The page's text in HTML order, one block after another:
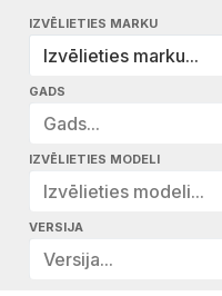
IZVĒLIETIES MARKU
Izvēlieties marku...
GADS
Gads...
IZVĒLIETIES MODELI
Izvēlieties modeli...
VERSIJA
Versija...